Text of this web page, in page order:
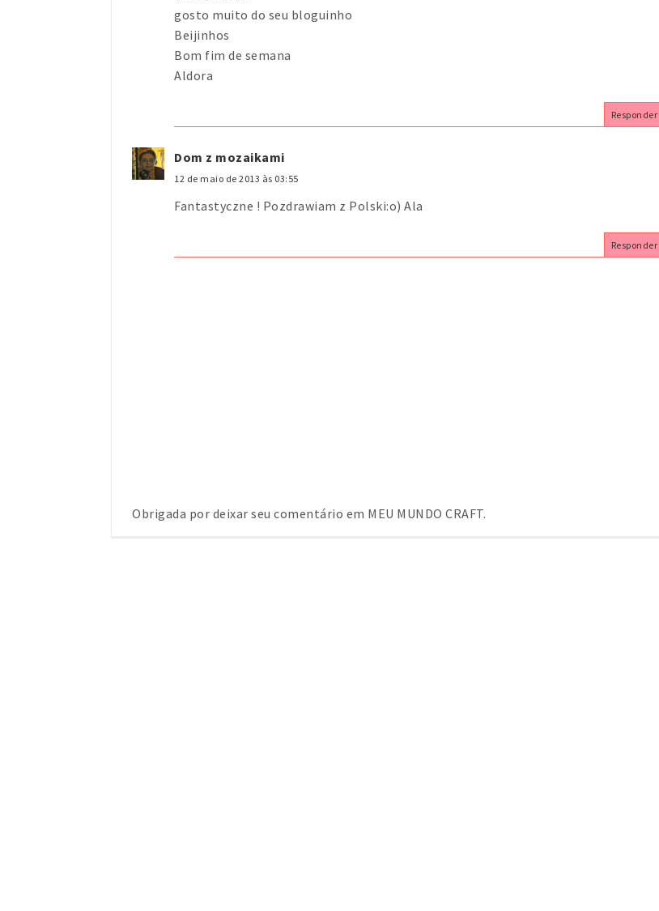
gosto muito do seu bloguinho
Beijinhos
Bom fim de semana
Aldora
Responder
Dom z mozaikami
12 de maio de 2013 às 03:55
Fantastyczne ! Pozdrawiam z Polski:o) Ala
Responder
Obrigada por deixar seu comentário em MEU MUNDO CRAFT.